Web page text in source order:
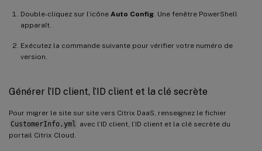
Double-cliquez sur l’icône Auto Config. Une fenêtre PowerShell
apparaît.
Exécutez la commande suivante pour vérifier votre numéro de
version.
Générer l’ID client, l’ID client et la clé secrète
Pour migrer le site sur site vers Citrix DaaS, renseignez le fichier
CustomerInfo.yml avec l’ID client, l’ID client et la clé secrète du
portail Citrix Cloud.